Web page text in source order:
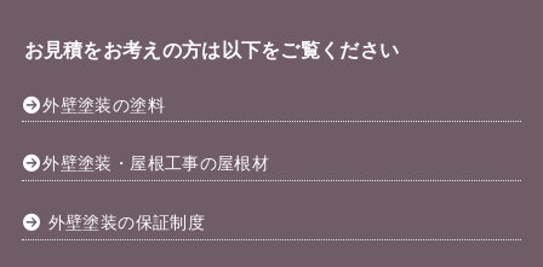
お見積をお考えの方は以下をご覧ください
外壁塗装の塗料
外壁塗装・屋根工事の屋根材
外壁塗装の保証制度